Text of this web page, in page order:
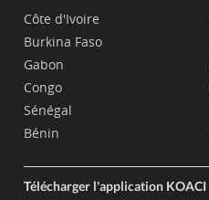
Côte d'Ivoire
Burkina Faso
Gabon
Congo
Sénégal
Bénin
Télécharger l'application KOACI